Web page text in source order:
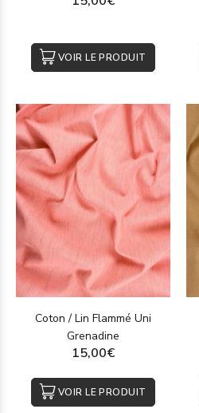
VOIR LE PRODUIT
Coton / Lin Flammé Uni
Grenadine
15,00€
VOIR LE PRODUIT